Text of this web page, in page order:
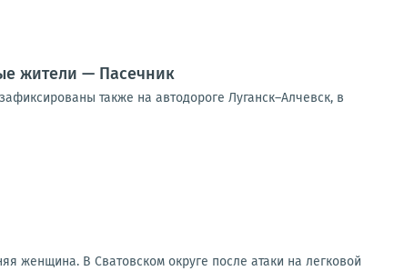
жители — Пасечник
также на автодороге Луганск–Алчевск, в
женщина. В Сватовском округе после атаки на легковой